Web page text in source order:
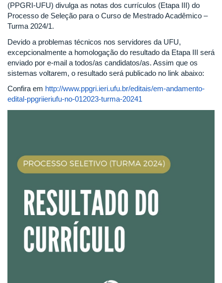
(PPGRI-UFU) divulga as notas dos currículos (Etapa III) do
Processo de Seleção para o Curso de Mestrado Acadêmico –
Turma 2024/1.
Devido a problemas técnicos nos servidores da UFU,
excepcionalmente a homologação do resultado da Etapa III será
enviado por e-mail a todos/as candidatos/as. Assim que os
sistemas voltarem, o resultado será publicado no link abaixo:
Confira em http://www.ppgri.ieri.ufu.br/editais/em-andamento-
edital-ppgriieriufu-no-012023-turma-20241